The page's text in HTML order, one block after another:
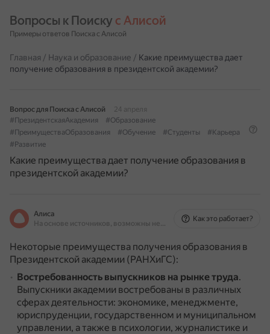
Вопросы к Поиску с Алисой
Примеры ответов Поиска с Алисой
Главная / Наука и образование / Какие преимущества дает
получение образования в президентской академии?
Вопрос для Поиска с Алисой
24 апреля
#ПрезидентскаяАкадемия
#Образование
#ПреимуществаОбразования
#Обучение #Студенты
#Карьера
#Развитие
Какие преимущества дает получение образования в
президентской академии?
Алиса
На основе источников, возможны неточности
Как это работает?
Некоторые преимущества получения образования в
Президентской академии (РАНХиГС):
Востребованность выпускников на рынке труда.
Выпускники академии востребованы в различных
сферах деятельности: экономике, менеджменте,
юриспруденции, государственном и муниципальном
управлении, а также в психологии, журналистике и